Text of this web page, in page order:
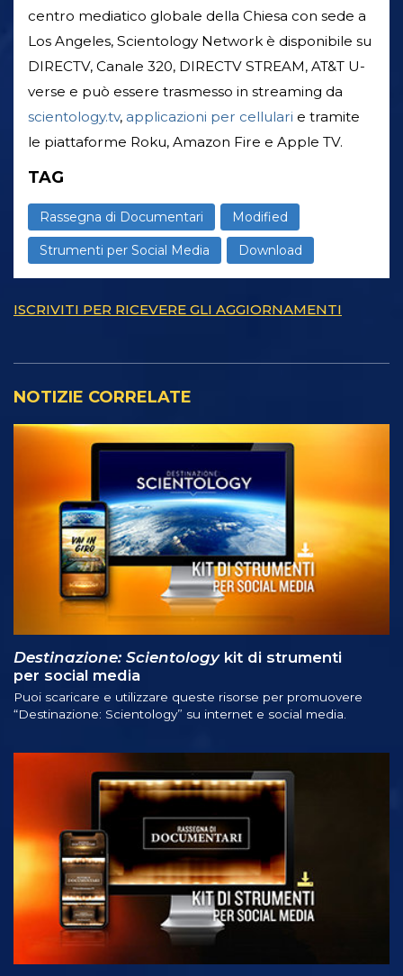
centro mediatico globale della Chiesa con sede a
Los Angeles, Scientology Network è disponibile su
DIRECTV, Canale 320, DIRECTV STREAM, AT&T U-
verse e può essere trasmesso in streaming da
scientology.tv, applicazioni per cellulari e tramite
le piattaforme Roku, Amazon Fire e Apple TV.
TAG
Rassegna di Documentari Modified
Strumenti per Social Media Download
ISCRIVITI PER RICEVERE GLI AGGIORNAMENTI
NOTIZIE CORRELATE
Destinazione: Scientologykit di strumenti
per social media
Puoi scaricare e utilizzare queste risorse per promuovere
“Destinazione: Scientology” su internet e social media.